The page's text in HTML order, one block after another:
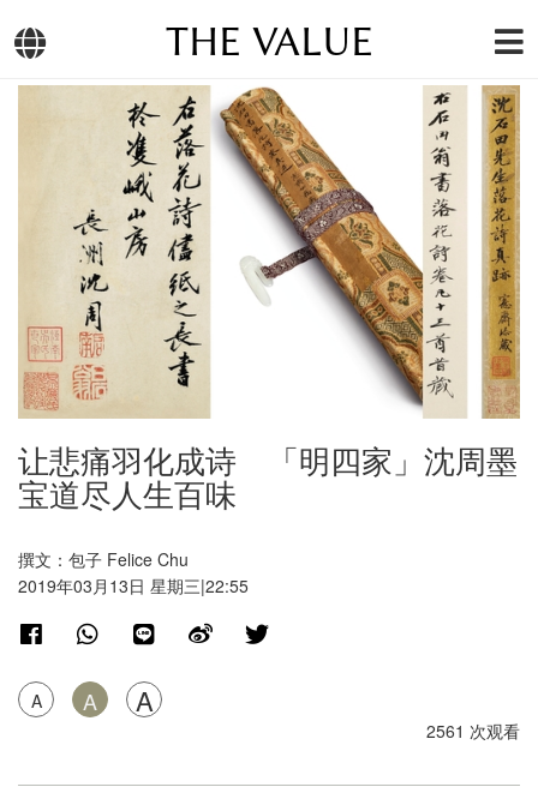
THE VALUE
让悲痛羽化成诗 「明四家」沈周墨
宝道尽人生百味
撰文：包子 Felice Chu
2019年03月13日 星期三|22:55
A A A
2561 次观看